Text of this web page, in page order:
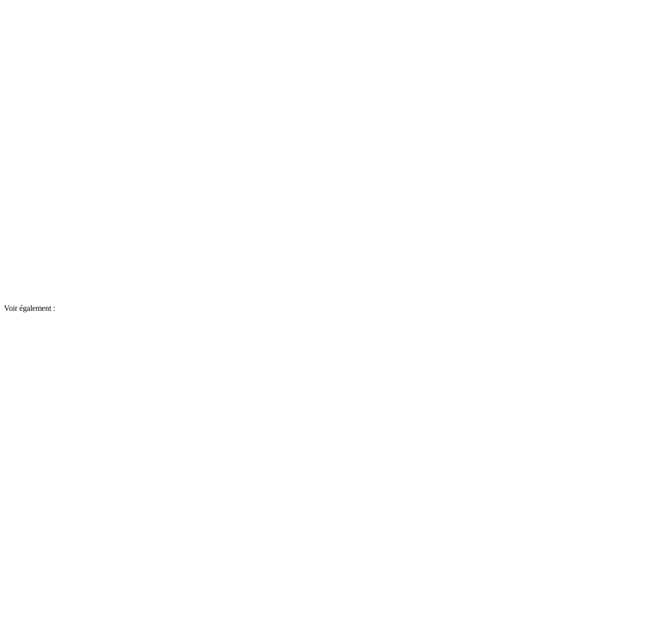
Voir également :